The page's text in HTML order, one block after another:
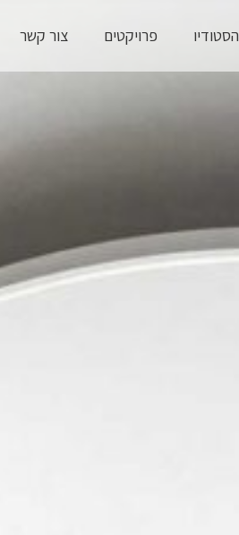
הסטודיו פרויקטים צור קשר